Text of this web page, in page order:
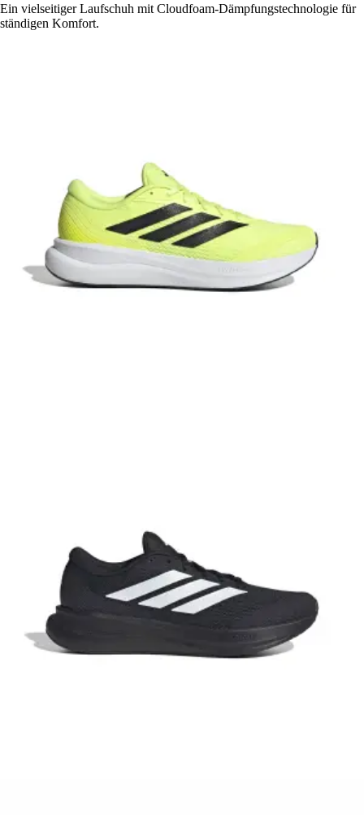
Ein vielseitiger Laufschuh mit Cloudfoam-Dämpfungstechnologie für
ständigen Komfort.